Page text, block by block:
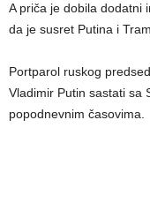
A priča je dobila dodatni
da je susret Putina i
Portparol ruskog
Vladimir Putin sastati sa
popodnevnim časovima.